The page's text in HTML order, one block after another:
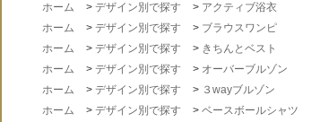
ホーム
> デザイン別で探す > アクティブ浴衣
ホーム
> デザイン別で探す > ブラウスワンピ
ホーム
> デザイン別で探す > きちんとベスト
ホーム
> デザイン別で探す > オーバーブルゾン
ホーム
> デザイン別で探す > ３wayブルゾン
ホーム
> デザイン別で探す > ベースボールシャツ